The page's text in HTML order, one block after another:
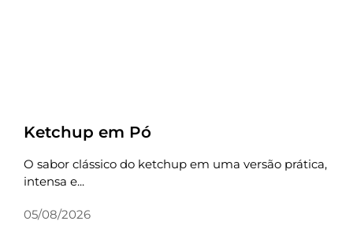
Ketchup em Pó
O sabor clássico do ketchup em uma versão prática,
intensa e...
05/08/2026